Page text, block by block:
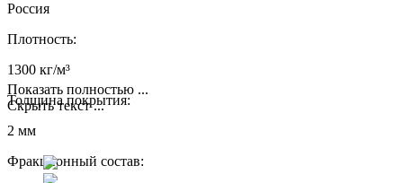
Россия
Плотность:
1300 кг/м³
Толщина покрытия:
2 мм
Фракционный состав:
Показать полностью ...
Скрыть текст ...